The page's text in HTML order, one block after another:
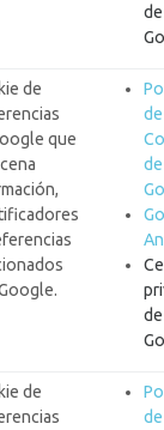
de
de
que
de
de
de
de
de